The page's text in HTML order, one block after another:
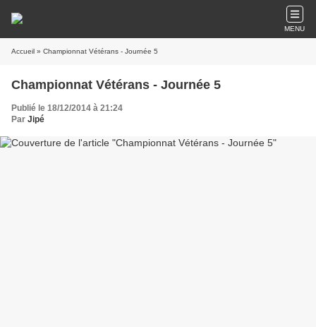
MENU
Accueil » Championnat Vétérans - Journée 5
Championnat Vétérans - Journée 5
Publié le 18/12/2014 à 21:24
Par Jipé